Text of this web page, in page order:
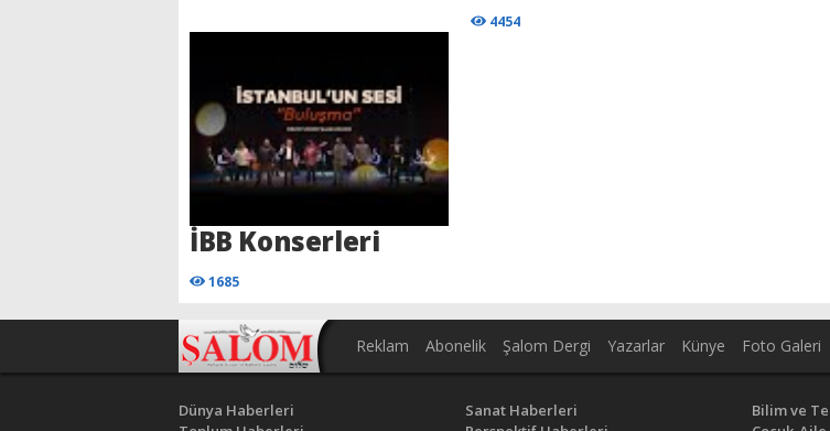
4454
İBB Konserleri
1685
Reklam Abonelik Şalom Dergi Yazarlar Künye Foto Galeri
Dünya Haberleri
Sanat Haberleri
Bilim ve